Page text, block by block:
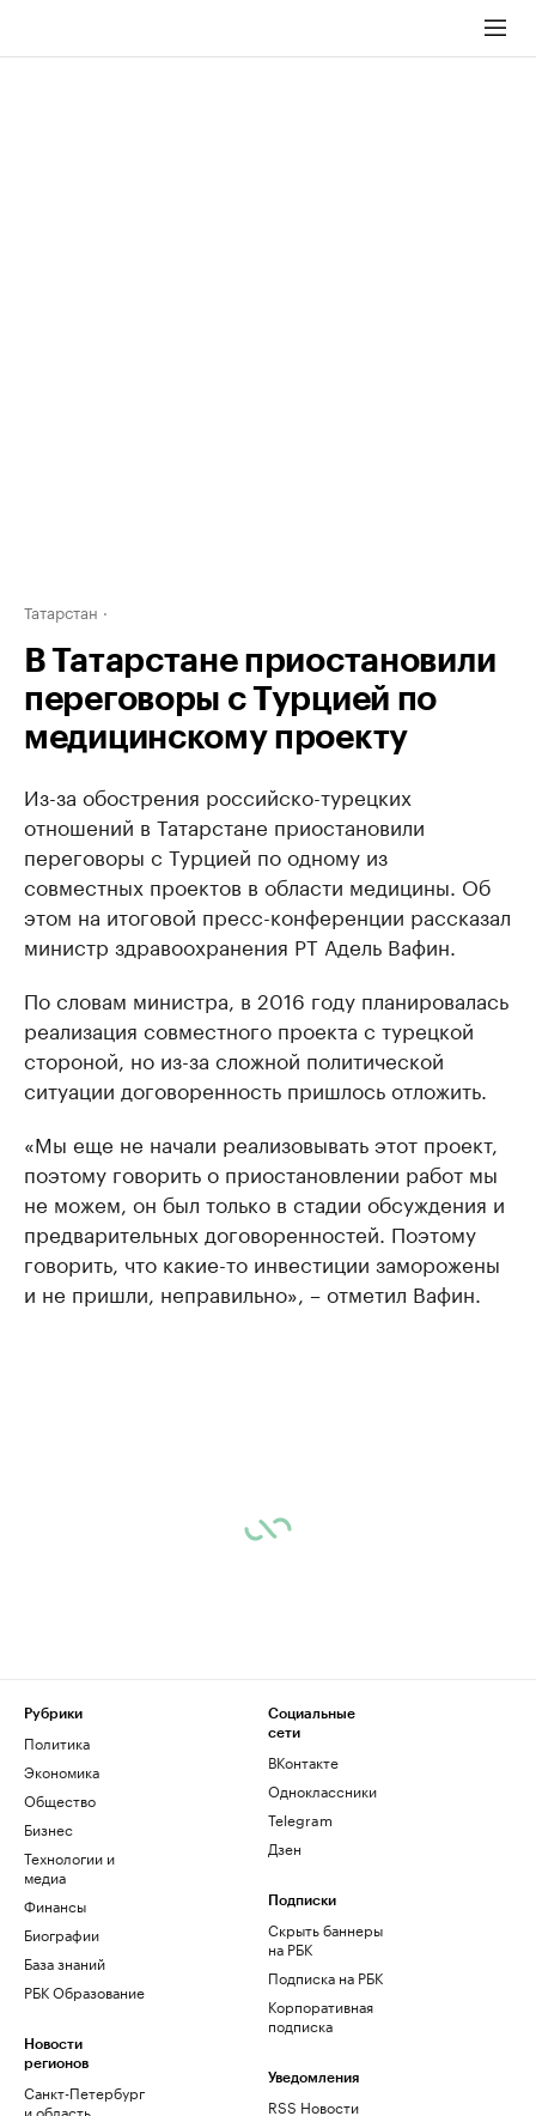
Татарстан
В Татарстане приостановили
переговоры с Турцией по
медицинскому проекту
Из-за обострения российско-турецких
отношений в Татарстане приостановили
переговоры с Турцией по одному из
совместных проектов в области медицины. Об
этом на итоговой пресс-конференции рассказал
министр здравоохранения РТ Адель Вафин.
По словам министра, в 2016 году планировалась
реализация совместного проекта с турецкой
стороной, но из-за сложной политической
ситуации договоренность пришлось отложить.
«Мы еще не начали реализовывать этот проект,
поэтому говорить о приостановлении работ мы
не можем, он был только в стадии обсуждения и
предварительных договоренностей. Поэтому
говорить, что какие-то инвестиции заморожены
и не пришли, неправильно», – отметил Вафин.
Рубрики
Политика
Экономика
Общество
Бизнес
Технологии и
медиа
Финансы
Биографии
База знаний
РБК Образование
Новости
регионов
Санкт-Петербург
и область
Социальные
сети
ВКонтакте
Одноклассники
Telegram
Дзен
Подписки
Скрыть баннеры
на РБК
Подписка на РБК
Корпоративная
подписка
Уведомления
RSS Новости